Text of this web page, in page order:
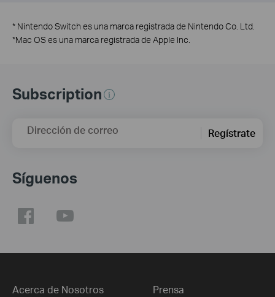
* Nintendo Switch es una marca registrada de Nintendo Co. Ltd.
*Mac OS es una marca registrada de Apple Inc.
Subscription
Dirección de correo Regístrate
Síguenos
Acerca de Nosotros Prensa